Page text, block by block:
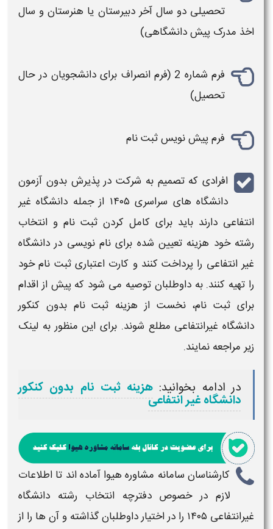
تحصیلی دو سال آخر دبیرستان یا هنرستان و سال
اخذ مدرک پیشدانشگاهی)
فرم شماره 2 (فرم انصراف برای دانشجویان در حال
تحصیل)
فرم پیش نویسثبت نام
افرادی که تصمیم به شرکت در پذیرشبدون آزمون
دانشگاه های سراسری ۱۴۰۵ از جمله دانشگاه غیر
انتفاعی دارند باید برای کامل کردن ثبت نام و انتخاب
رشتهخود هزینه تعیین شده برای نام نویسی در دانشگاه
غیر انتفاعی را پرداخت کنند و کارت اعتباریثبت نامخود
را تهیه کنند. به داوطلبان توصیه می شود که پیش از اقدام
برای ثبت نام، نخست از هزینه ثبت نام بدون کنکور
دانشگاه غیرانتفاعی مطلع شوند. برای این منظور به لینک
زیر مراجعه نمایند.
در ادامه بخوانید: هزینه ثبت نام بدون کنکور
دانشگاه غیر انتفاعی
کارشناسان سامانه مشاوره هیوا آماده اند تا اطلاعات
لازم در خصوصدفترچه انتخاب رشته دانشگاه
غیرانتفاعی ۱۴۰۵
را در اختیار داوطلبان گذاشته و آن ها را از